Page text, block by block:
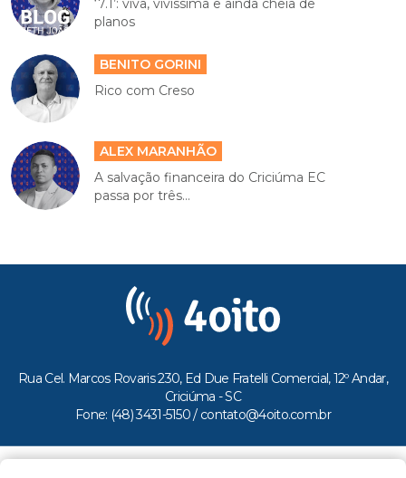
‘7.1’: viva, vivíssima e ainda cheia de
planos
BENITO GORINI
Rico com Creso
ALEX MARANHÃO
A salvação financeira do Criciúma EC
passa por três...
Rua Cel. Marcos Rovaris 230, Ed Due Fratelli Comercial, 12º Andar,
Criciúma - SC
Fone: (48) 3431-5150 / contato@4oito.com.br